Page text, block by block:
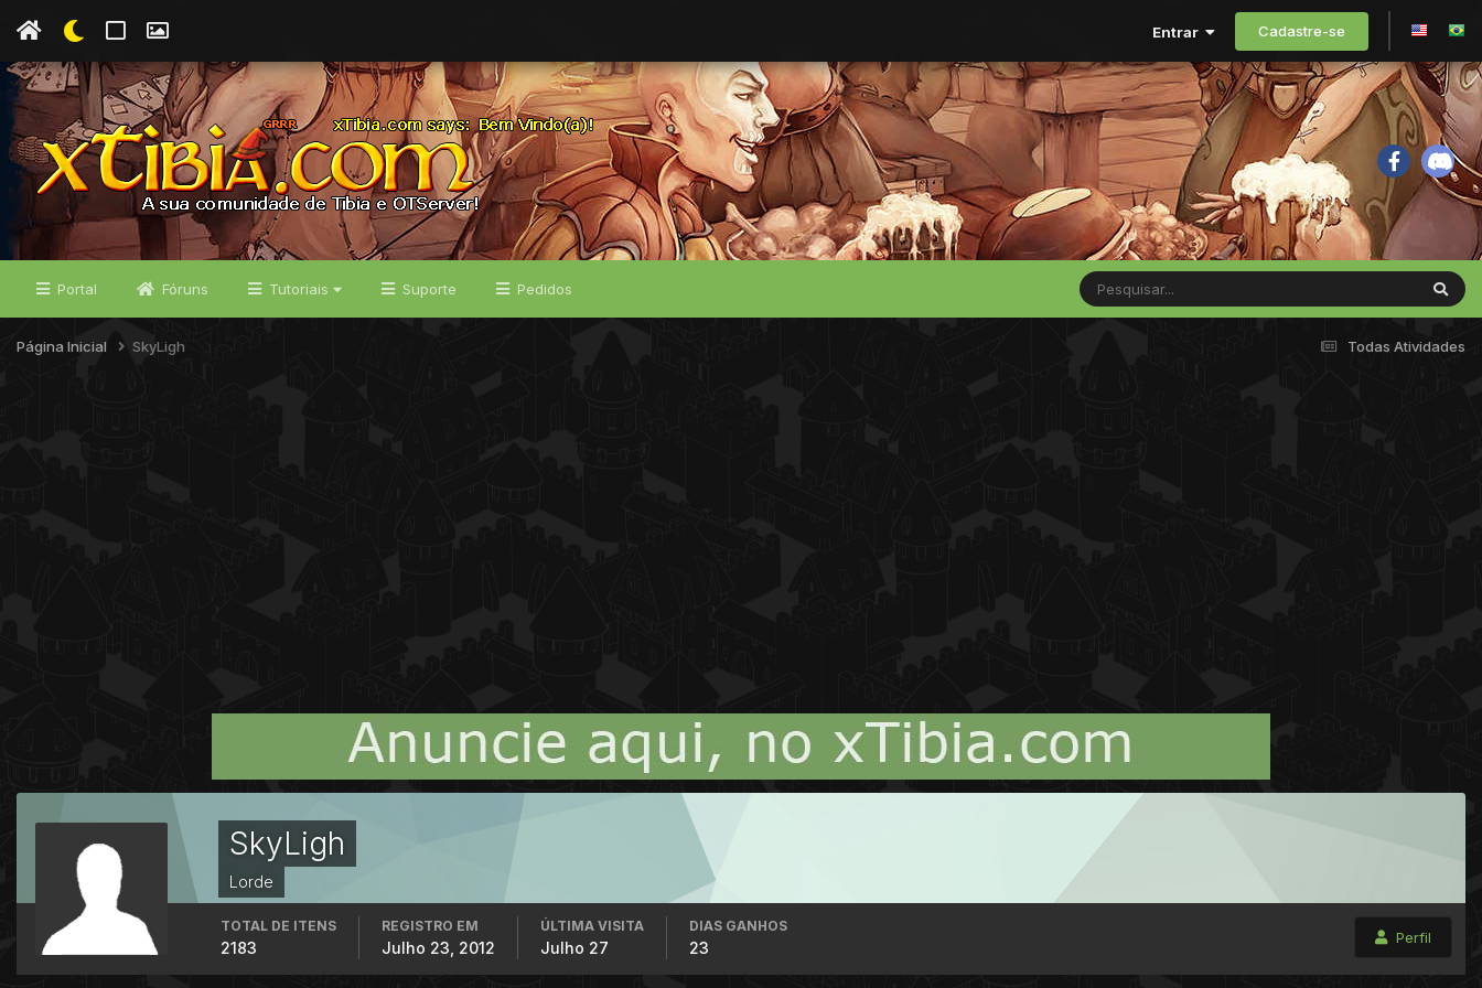
Entrar Cadastre-se
Portal Fóruns Tutoriais Suporte Pedidos
Todas Atividades
Página Inicial SkyLigh
SkyLigh
Lorde
Perfil
TOTAL DE ITENS
2183
REGISTRO EM
Julho 23, 2012
ÚLTIMA VISITA
Julho 27
DIAS GANHOS
23